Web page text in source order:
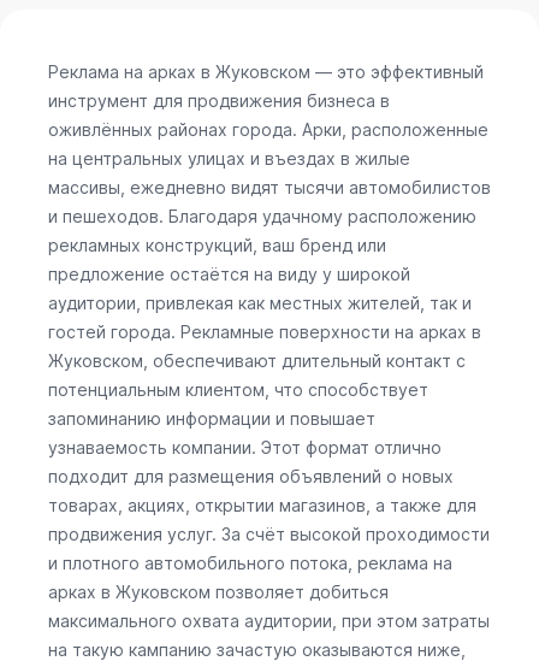
Реклама на арках в Жуковском — это эффективный
инструмент для продвижения бизнеса в
оживлённых районах города. Арки, расположенные
на центральных улицах и въездах в жилые
массивы, ежедневно видят тысячи автомобилистов
и пешеходов. Благодаря удачному расположению
рекламных конструкций, ваш бренд или
предложение остаётся на виду у широкой
аудитории, привлекая как местных жителей, так и
гостей города. Рекламные поверхности на арках в
Жуковском, обеспечивают длительный контакт с
потенциальным клиентом, что способствует
запоминанию информации и повышает
узнаваемость компании. Этот формат отлично
подходит для размещения объявлений о новых
товарах, акциях, открытии магазинов, а также для
продвижения услуг. За счёт высокой проходимости
и плотного автомобильного потока, реклама на
арках в Жуковском позволяет добиться
максимального охвата аудитории, при этом затраты
на такую кампанию зачастую оказываются ниже,